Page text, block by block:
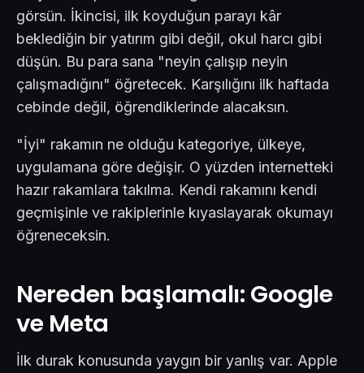
görsün. İkincisi, ilk koyduğun parayı kâr
beklediğin bir yatırım gibi değil, okul harcı gibi
düşün. Bu para sana "neyin çalışıp neyin
çalışmadığını" öğretecek. Karşılığını ilk haftada
cebinde değil, öğrendiklerinde alacaksın.
"İyi" rakamın ne olduğu kategoriye, ülkeye,
uygulamana göre değişir. O yüzden internetteki
hazır rakamlara takılma. Kendi rakamını kendi
geçmişinle ve rakiplerinle kıyaslayarak okumayı
öğreneceksin.
Nereden başlamalı: Google
ve Meta
İlk durak konusunda yaygın bir yanlış var. Apple